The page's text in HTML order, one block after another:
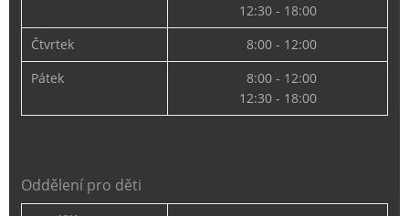
12:30 - 18:00
Čtvrtek
8:00 - 12:00
Pátek
8:00 - 12:00
12:30 - 18:00
Oddělení pro děti